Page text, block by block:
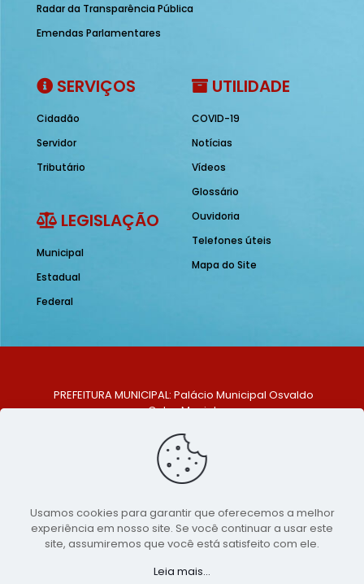
Radar da Transparência Pública
Emendas Parlamentares
SERVIÇOS
Cidadão
Servidor
Tributário
LEGISLAÇÃO
Municipal
Estadual
Federal
UTILIDADE
COVID-19
Notícias
Vídeos
Glossário
Ouvidoria
Telefones úteis
Mapa do Site
PREFEITURA MUNICIPAL: Palácio Municipal Osvaldo
Celso Maciel
Centro, São Bento do Una - PE. CEP: 553370-128
TELEFONE: (81) 99548-1569
E-MAIL: ouvidoria@saobentodouna.pe.gov.br
Copyright 2021-2026 - Assessoria de Comunicação da
Prefeitura de São Bento do Una - PE
Página desenvolvida pela agência de
Usamos cookies para garantir que oferecemos a melhor
experiência em nosso site. Se você continuar a usar este
site, assumiremos que você está satisfeito com ele.
Leia mais...